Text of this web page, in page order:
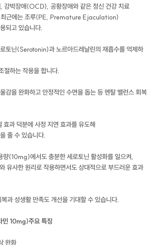
강박장애(OCD), 공황장애와 같은 정신 건강 치료
최근에는 조루(PE, Premature Ejaculation)
되고 있습니다.
토닌(Serotonin)과 노르아드레날린의 재흡수를 억제하
절하는 작용을 합니다.
감을 완화하고 안정적인 수면을 돕는 등 멘탈 밸런스 회복
효과 덕분에 사정 지연 효과를 유도해
줄 수 있습니다.
(10mg)에서도 충분한 세로토닌 활성화를 일으켜,
유사한 원리로 작용하면서도 상대적으로 부드러운 효과
과 성생활 만족도 개선을 기대할 수 있습니다.
10mg)주요 특징
완화